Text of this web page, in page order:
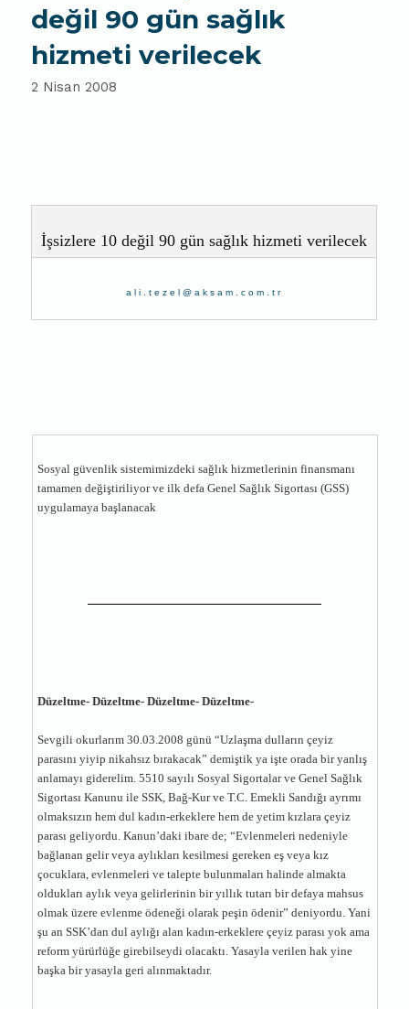
değil 90 gün sağlık
hizmeti verilecek
2 Nisan 2008
İşsizlere 10 değil 90 gün sağlık hizmeti verilecek
ali.tezel@aksam.com.tr
Sosyal güvenlik sistemimizdeki sağlık hizmetlerinin finansmanı
tamamen değiştiriliyor ve ilk defa Genel Sağlık Sigortası (GSS)
uygulamaya başlanacak
Düzeltme- Düzeltme- Düzeltme- Düzeltme-
Sevgili okurlarım 30.03.2008 günü “Uzlaşma dulların çeyiz
parasını yiyip nikahsız bırakacak” demiştik ya işte orada bir yanlış
anlamayı giderelim. 5510 sayılı Sosyal Sigortalar ve Genel Sağlık
Sigortası Kanunu ile SSK, Bağ-Kur ve T.C. Emekli Sandığı ayrımı
olmaksızın hem dul kadın-erkeklere hem de yetim kızlara çeyiz
parası geliyordu. Kanun’daki ibare de; “Evlenmeleri nedeniyle
bağlanan gelir veya aylıkları kesilmesi gereken eş veya kız
çocuklara, evlenmeleri ve talepte bulunmaları halinde almakta
oldukları aylık veya gelirlerinin bir yıllık tutarı bir defaya mahsus
olmak üzere evlenme ödeneği olarak peşin ödenir” deniyordu. Yani
şu an SSK’dan dul aylığı alan kadın-erkeklere çeyiz parası yok ama
reform yürürlüğe girebilseydi olacaktı. Yasayla verilen hak yine
başka bir yasayla geri alınmaktadır.